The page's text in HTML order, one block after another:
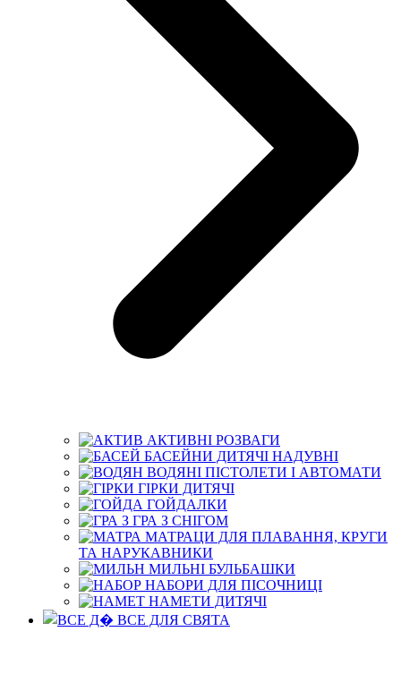
АКТИВНІ РОЗВАГИ
БАСЕЙНИ ДИТЯЧІ НАДУВНІ
ВОДЯНІ ПІСТОЛЕТИ І АВТОМАТИ
ГІРКИ ДИТЯЧІ
ГОЙДАЛКИ
ГРА З СНІГОМ
МАТРАЦИ ДЛЯ ПЛАВАННЯ, КРУГИ
ТА НАРУКАВНИКИ
МИЛЬНІ БУЛЬБАШКИ
НАБОРИ ДЛЯ ПІСОЧНИЦІ
НАМЕТИ ДИТЯЧІ
ВСЕ ДЛЯ СВЯТА